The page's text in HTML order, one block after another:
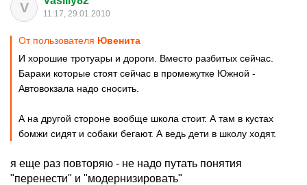
V 11:17, 29.01.2010
От пользователя Ювенита
И хорошие тротуары и дороги. Вместо разбитых сейчас.
Бараки которые стоят сейчас в промежутке Южной -
Автовокзала надо сносить.
А на другой стороне вообще школа стоит. А там в кустах
бомжи сидят и собаки бегают. А ведь дети в школу ходят.
я еще раз повторяю - не надо путать понятия
"перенести" и "модернизировать"